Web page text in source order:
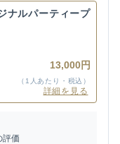
ナルパーティープ
13,000円
（1人あたり・税込）
詳細を見る
評価